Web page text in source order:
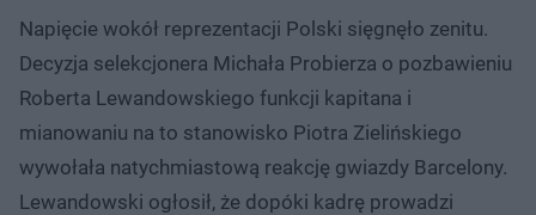
Napięcie wokół reprezentacji Polski sięgnęło zenitu.
Decyzja selekcjonera Michała Probierza o pozbawieniu
Roberta Lewandowskiego funkcji kapitana i
mianowaniu na to stanowisko Piotra Zielińskiego
wywołała natychmiastową reakcję gwiazdy Barcelony.
Lewandowski ogłosił, że dopóki kadrę prowadzi